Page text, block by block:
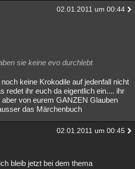
02.01.2011 um 00:44
sie keine evo durchlebt
keine Krokodile auf jedenfall nicht
redet ihr euch da eigentlich ein.... ihr
von eurem GANZEN Glauben
das Märchenbuch
02.01.2011 um 00:45
bleib jetzt bei dem thema